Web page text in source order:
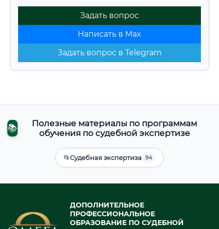
Задать вопрос
Написать в Max
Задать вопрос в Telegram
📚
Полезные материалы по программам
обучения по судебной экспертизе
📂Судебная экспертиза 94
ДОПОЛНИТЕЛЬНОЕ
ПРОФЕССИОНАЛЬНОЕ
ОБРАЗОВАНИЕ ПО СУДЕБНОЙ